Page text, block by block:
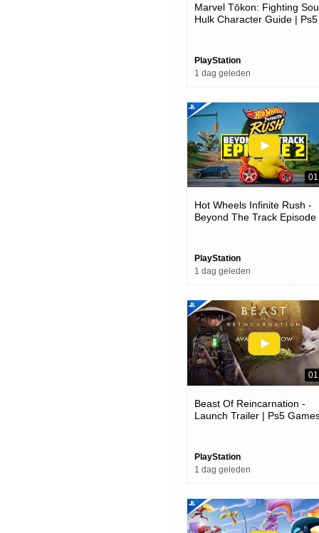
Marvel Tōkon: Fighting
Hulk Character Guide |
PlayStation
1 dag geleden
Hot Wheels Infinite Rush -
Beyond The Track Episode
PlayStation
1 dag geleden
Beast Of Reincarnation -
Launch Trailer | Ps5
PlayStation
1 dag geleden